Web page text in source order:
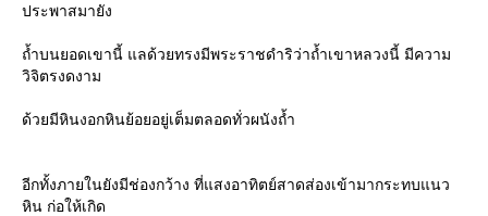
ประพาสมายัง
ถ้ำบนยอดเขานี้ แลด้วยทรงมีพระราชดำริว่าถ้ำเขาหลวงนี้ มีความ
วิจิตรงดงาม
ด้วยมีหินงอกหินย้อยอยู่เต็มตลอดทั่วผนังถ้ำ
อีกทั้งภายในยังมีช่องกว้าง ที่แสงอาทิตย์สาดส่องเข้ามากระทบแนว
หิน ก่อให้เกิด